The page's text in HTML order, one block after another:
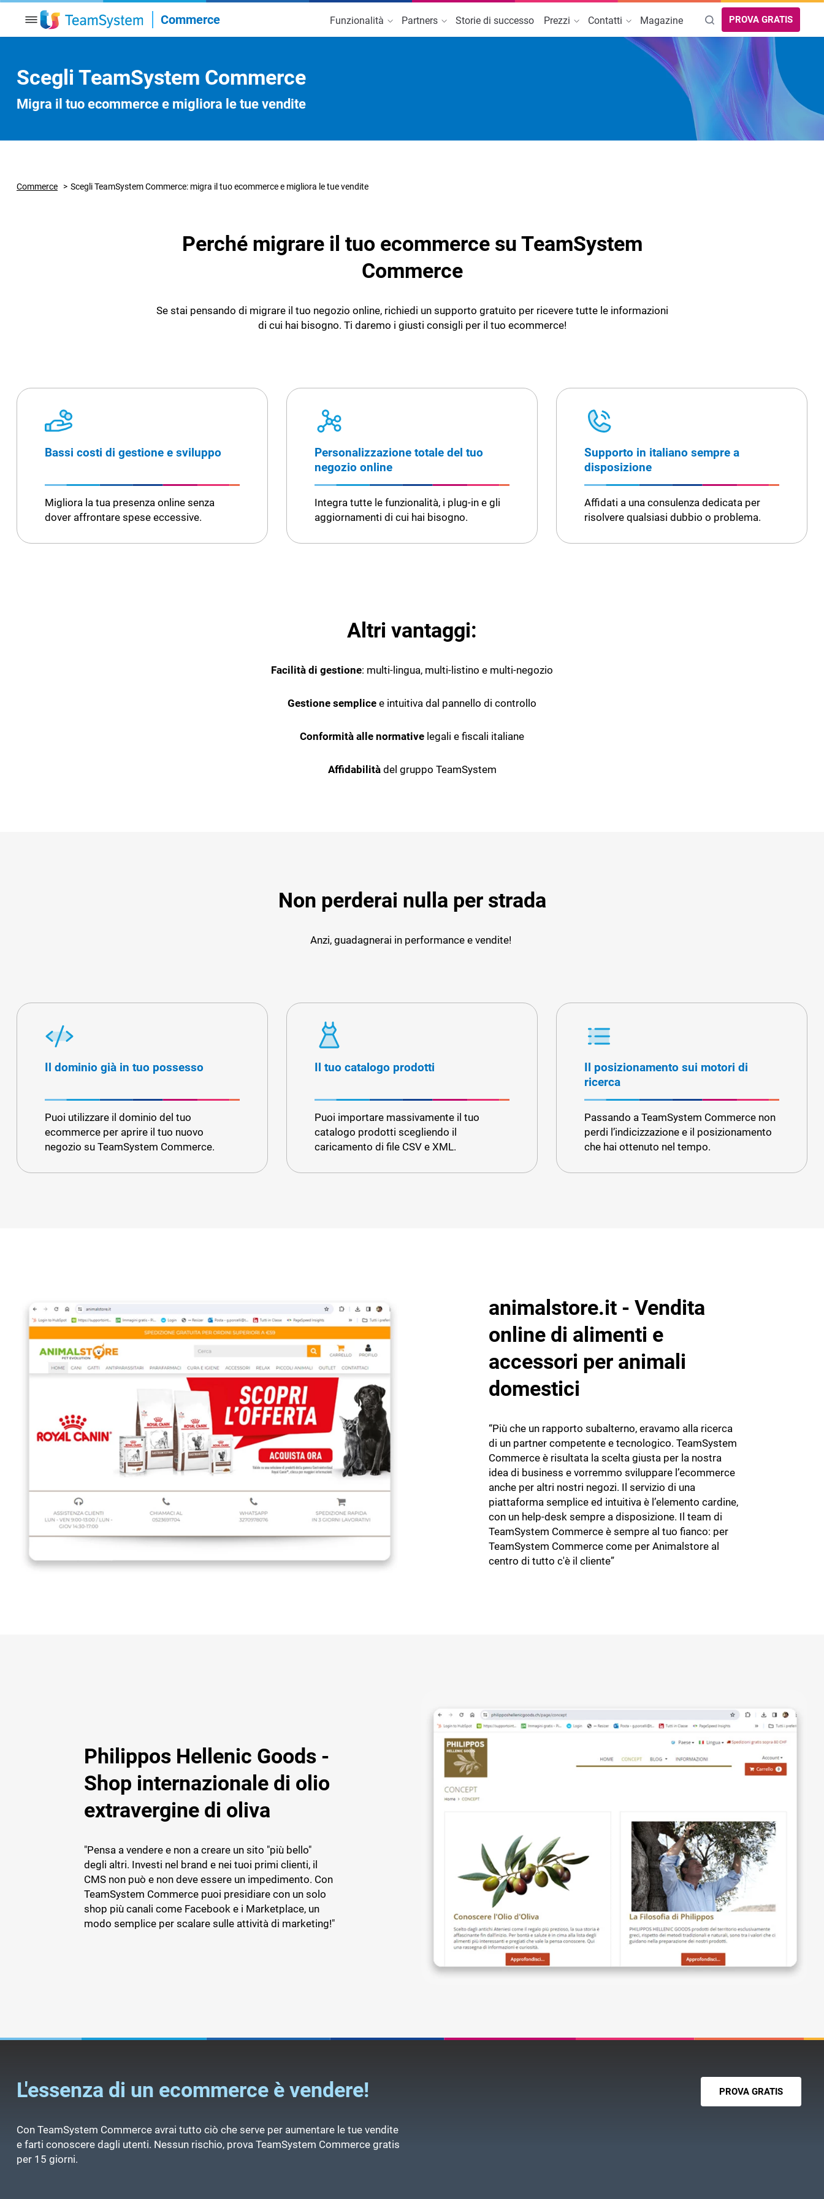
Commerce Funzionalità
ECOMMERCE
Gestione ordini professionale
Strumenti per il marketing
Catalogo e inventario prodotti
API e sviluppatori
AREE DI INTERESSE
Migra a TeamSystem Commerce
Partners
Diventa Partner
Storie di successo Prezzi
TEAMSYSTEM COMMERCE
Piattaforma Ecommerce
Consulenza Web
Contatti
Prenota un appuntamento con un nostro commerciale
Magazine PROVA GRATIS
Scegli TeamSystem Commerce
Migra il tuo ecommerce e migliora le tue vendite
Commerce Scegli TeamSystem Commerce: migra il tuo ecommerce e migliora le tue vendite
Perché migrare il tuo ecommerce su TeamSystem
Commerce
Se stai pensando di migrare il tuo negozio online, richiedi un supporto gratuito per ricevere tutte le informazioni
di cui hai bisogno. Ti daremo i giusti consigli per il tuo ecommerce!
Bassi costi di gestione e sviluppo
Migliora la tua presenza online senza
dover affrontare spese eccessive.
Personalizzazione totale del tuo
negozio online
Integra tutte le funzionalità, i plug-in e gli
aggiornamenti di cui hai bisogno.
Supporto in italiano sempre a
disposizione
Affidati a una consulenza dedicata per
risolvere qualsiasi dubbio o problema.
Altri vantaggi:
Facilità di gestione: multi-lingua, multi-listino e multi-negozio
Gestione semplice e intuitiva dal pannello di controllo
Conformità alle normative legali e fiscali italiane
Affidabilitàdel gruppo TeamSystem
Non perderai nulla per strada
Anzi, guadagnerai in performance e vendite!
Il dominio già in tuo possesso
Puoi utilizzare il dominio del tuo
ecommerce per aprire il tuo nuovo
negozio su TeamSystem Commerce.
Il tuo catalogo prodotti
Puoi importare massivamente il tuo
catalogo prodotti scegliendo il
caricamento di file CSV e XML.
Il posizionamento sui motori di
ricerca
Passando a TeamSystem Commerce non
perdi l’indicizzazione e il posizionamento
che hai ottenuto nel tempo.
animalstore.it - Vendita
online di alimenti e
accessori per animali
domestici
“Più che un rapporto subalterno, eravamo alla ricerca
di un partner competente e tecnologico. TeamSystem
Commerce è risultata la scelta giusta per la nostra
idea di business e vorremmo sviluppare l’ecommerce
anche per altri nostri negozi. Il servizio di una
piattaforma semplice ed intuitiva è l’elemento cardine,
con un help-desk sempre a disposizione. Il team di
TeamSystem Commerce è sempre al tuo fianco: per
TeamSystem Commerce come per Animalstore al
centro di tutto c'è il cliente”
Philippos Hellenic Goods -
Shop internazionale di olio
extravergine di oliva
"Pensa a vendere e non a creare un sito "più bello"
degli altri. Investi nel brand e nei tuoi primi clienti, il
CMS non può e non deve essere un impedimento. Con
TeamSystem Commerce puoi presidiare con un solo
shop più canali come Facebook e i Marketplace, un
modo semplice per scalare sulle attività di marketing!"
L'essenza di un ecommerce è vendere!
Con TeamSystem Commerce avrai tutto ciò che serve per aumentare le tue vendite
e farti conoscere dagli utenti. Nessun rischio, prova TeamSystem Commerce gratis
per 15 giorni.
PROVA GRATIS